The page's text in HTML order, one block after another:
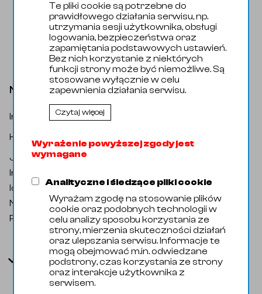
Nakrętka złącza DN080 1.4404 pol
Indeks katalogowy: 110000803
Kategoria
Nakrętka
Jednostka miary:
Indeks handlowy
Identyfikator zewnętrzny: 106666
Nazwa oryginalna
Nut DIN DN080 AISI316L
Producent: Domyślny
Parametry
Te pliki cookie są potrzebne do
prawidłowego działania serwisu, np.
utrzymania sesji użytkownika, obsługi
logowania, bezpieczeństwa oraz
zapamiętania podstawowych ustawień.
Bez nich korzystanie z niektórych
funkcji strony może być niemożliwe. Są
stosowane wyłącznie w celu
zapewnienia działania serwisu.
Czytaj więcej
Wyrażenie powyższej zgody jest
wymagane
Analityczne i śledzące pliki cookie
Wyrażam zgodę na stosowanie plików
cookie oraz podobnych technologii w
celu analizy sposobu korzystania ze
strony, mierzenia skuteczności działań
oraz ulepszania serwisu. Informacje te
mogą obejmować m.in. odwiedzane
podstrony, czas korzystania ze strony
oraz interakcje użytkownika z
serwisem.